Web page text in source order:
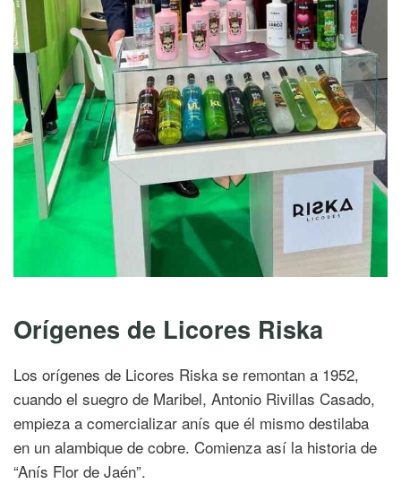
Orígenes de Licores Riska
Los orígenes de Licores Riska se remontan a 1952,
cuando el suegro de Maribel, Antonio Rivillas Casado,
empieza a comercializar anís que él mismo destilaba
en un alambique de cobre. Comienza así la historia de
“Anís Flor de Jaén”.